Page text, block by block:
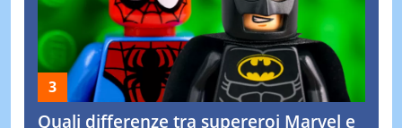
Quali differenze tra supereroi Marvel e